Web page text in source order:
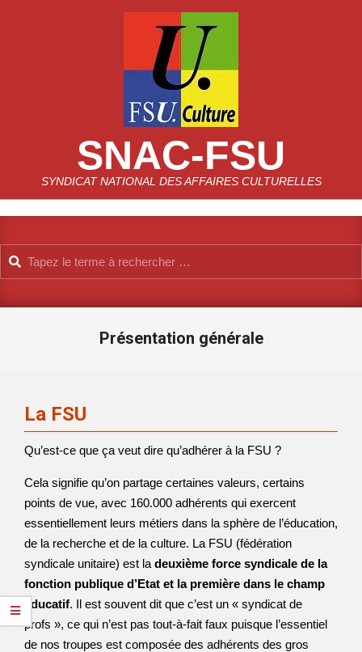
SNAC-FSU
SYNDICAT NATIONAL DES AFFAIRES CULTURELLES
Primary
Présentation générale
La FSU
Qu’est-ce que ça veut dire qu’adhérer à la FSU ?
Cela signifie qu’on partage certaines valeurs, certains
points de vue, avec 160.000 adhérents qui exercent
essentiellement leurs métiers dans la sphère de l’éducation,
de la recherche et de la culture. La FSU (fédération
syndicale unitaire) est la deuxième force syndicale de la
fonction publique d’Etat et la première dans le champ
éducatif. Il est souvent dit que c’est un « syndicat de
profs », ce qui n’est pas tout-à-fait faux puisque l’essentiel
de nos troupes est composée des adhérents des gros